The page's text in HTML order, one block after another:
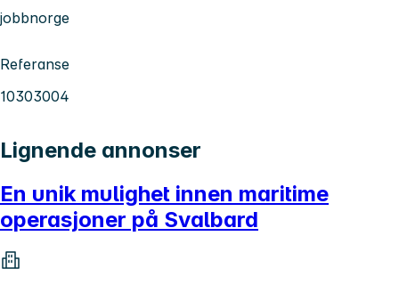
jobbnorge
Referanse
10303004
Lignende annonser
En unik mulighet innen maritime
operasjoner på Svalbard